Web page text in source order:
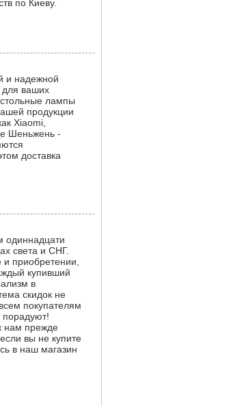
по Киеву.
и надежной
для ваших
лампы
продукции
Xiaomi,
Шеньжень -
доставка
одиннадцати
света и СНГ.
приобретении,
купивший
в
скидок не
покупателям
порадуют!
нам прежде
вы не купите
в наш магазин